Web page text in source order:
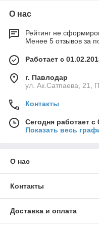
О нас
Рейтинг не
Менее 5 отзывов за
Работает с
г. Павлодар
ул. Ак.Сатпаева, 21,
Контакты
Сегодня работает с
Показать весь
О нас
Контакты
Доставка и оплата